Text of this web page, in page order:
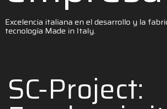
Excelencia italiana en el desarrollo y la
tecnología Made in Italy.
SC-Project: